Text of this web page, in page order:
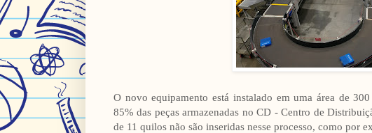
O novo equipamento está instalado em uma área de
85% das peças armazenadas no CD - Centro de
de 11 quilos não são inseridas nesse processo, como por